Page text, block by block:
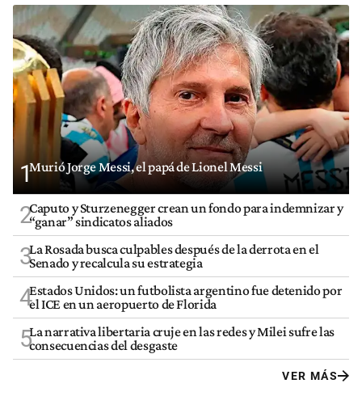
1Murió Jorge Messi, el papá de Lionel Messi
2Caputo y Sturzenegger crean un fondo para indemnizar y
“ganar” sindicatos aliados
3La Rosada busca culpables después de la derrota en el
Senado y recalcula su estrategia
4Estados Unidos: un futbolista argentino fue detenido por
el ICE en un aeropuerto de Florida
5La narrativa libertaria cruje en las redes y Milei sufre las
consecuencias del desgaste
VER MÁS